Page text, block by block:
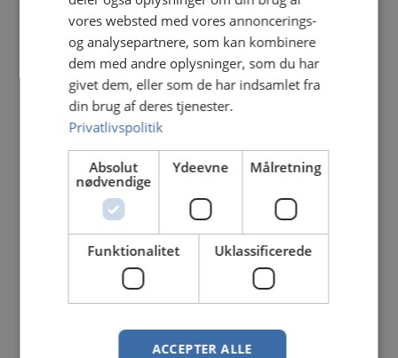
Medarbejdere og kunder
Vores medarbejdere er kendetegnet af
indgående engagement, høj trivsel og med
gode relationer mellem kolleger og ledelse.
Vores kunder opleves som tillidsfulde, loyale
kunder, hvor kvalitet, pålidelighed og hurtig
kundeservice er fokuspunkter.
Fuldtidsansatte (FTE)
vores websted med vores annoncerings-
og analysepartnere, som kan kombinere
dem med andre oplysninger, som du har
givet dem, eller som de har indsamlet fra
din brug af deres tjenester.
Privatlivspolitik
Absolut
nødvendige
Ydeevne Målretning
Funktionalitet Uklassificerede
ACCEPTER ALLE